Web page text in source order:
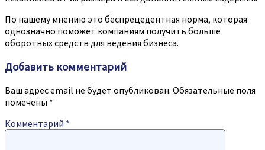
По нашему мнению это беспрецедентная норма, которая
однозначно поможет компаниям получить больше
оборотных средств для ведения бизнеса.
Добавить комментарий
Ваш адрес email не будет опубликован. Обязательные поля
помечены *
Комментарий *